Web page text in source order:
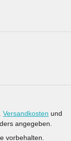
Versandkosten und
angegeben.
vorbehalten.